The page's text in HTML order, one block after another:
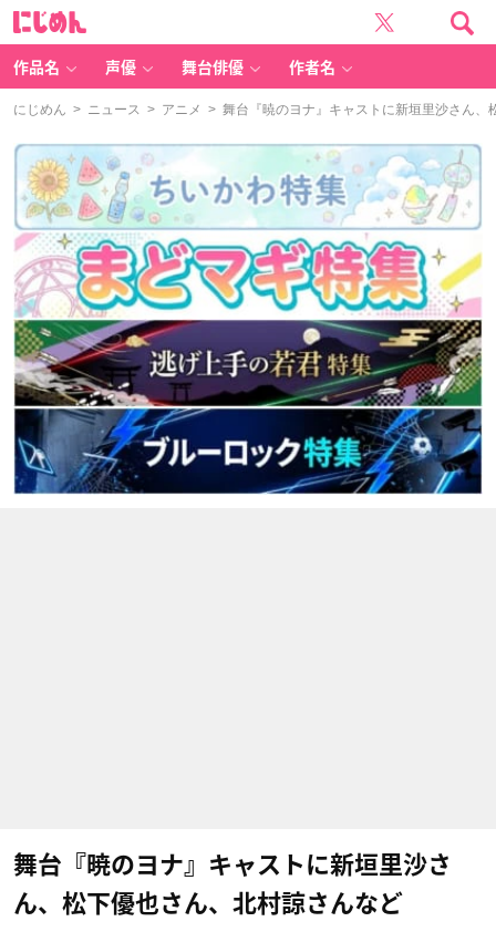
作品名 声優 舞台俳優 作者名
にじめん > ニュース > アニメ > 舞台『暁のヨナ』キャストに新垣里沙さん、
舞台『暁のヨナ』キャストに新垣里沙さ
ん、松下優也さん、北村諒さんなど